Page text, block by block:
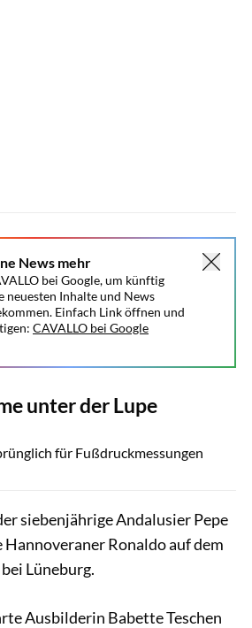
News mehr
bei Google, um künftig
neuesten Inhalte und News
Einfach Link öffnen und
CAVALLO bei Google
unter der Lupe
für Fußdruckmessungen
siebenjährige Andalusier Pepe
Ronaldo auf dem
Lüneburg.
Ausbilderin Babette Teschen